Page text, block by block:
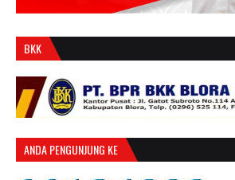
BKK
ANDA PENGUNJUNG KE